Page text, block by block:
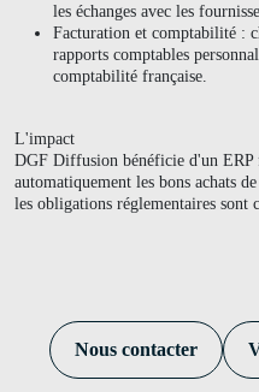
les échanges avec les
Facturation et comptabilité :
rapports comptables
comptabilité française.
L'impact
DGF Diffusion bénéficie d'un ERP
automatiquement les bons achats
les obligations réglementaires sont
Nous contacter